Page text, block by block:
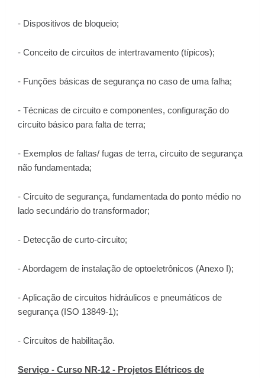
- Dispositivos de bloqueio;
- Conceito de circuitos de intertravamento (típicos);
- Funções básicas de segurança no caso de uma falha;
- Técnicas de circuito e componentes, configuração do
circuito básico para falta de terra;
- Exemplos de faltas/ fugas de terra, circuito de segurança
não fundamentada;
- Circuito de segurança, fundamentada do ponto médio no
lado secundário do transformador;
- Detecção de curto-circuito;
- Abordagem de instalação de optoeletrônicos (Anexo I);
- Aplicação de circuitos hidráulicos e pneumáticos de
segurança (ISO 13849-1);
- Circuitos de habilitação.
Serviço - Curso NR-12 - Projetos Elétricos de